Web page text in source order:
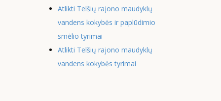
Atlikti Telšių rajono maudyklų
vandens kokybės ir paplūdimio
smėlio tyrimai
Atlikti Telšių rajono maudyklų
vandens kokybės tyrimai